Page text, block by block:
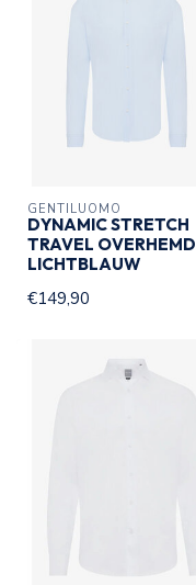
GENTILUOMO
DYNAMIC STRETCH
TRAVEL OVERHEMD
LICHTBLAUW
€149,90